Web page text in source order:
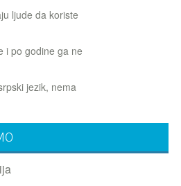
ljude da koriste
i po godine ga ne
jezik, nema